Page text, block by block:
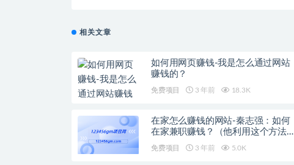
相关文章
如何用网页赚钱-我是怎么通过网站
赚钱的？
免费项目 3 年前 18.3K
在家怎么赚钱的网站-秦志强：如何
在家兼职赚钱？（他利用这个方法年
赚40万）
免费项目 3 年前 5.0K